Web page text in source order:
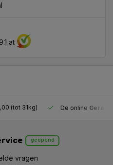
at
(tot 31kg) De online
geopend
vragen